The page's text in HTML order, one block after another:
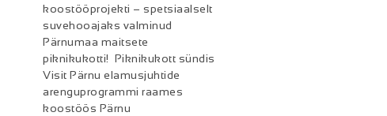
koostööprojekti – spetsiaalselt
suvehooajaks valminud
Pärnumaa maitsete
piknikukotti! Piknikukott sündis
Visit Pärnu elamusjuhtide
arenguprogrammi raames
koostöös Pärnu